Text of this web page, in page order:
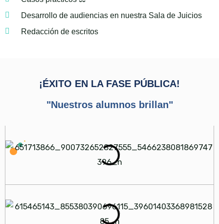
Desarrollo de audiencias en nuestra Sala de Juicios
Redacción de escritos
¡ÉXITO EN LA FASE PÚBLICA!
"Nuestros alumnos brillan"